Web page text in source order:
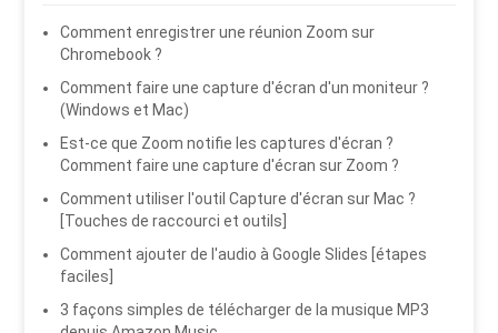
Comment enregistrer une réunion Zoom sur
Chromebook ?
Comment faire une capture d'écran d'un moniteur ?
(Windows et Mac)
Est-ce que Zoom notifie les captures d'écran ?
Comment faire une capture d'écran sur Zoom ?
Comment utiliser l'outil Capture d'écran sur Mac ?
[Touches de raccourci et outils]
Comment ajouter de l'audio à Google Slides [étapes
faciles]
3 façons simples de télécharger de la musique MP3